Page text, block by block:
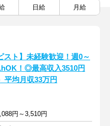
日給 月給
スト】未経験歓迎！週0～
！◎最高収入3510円
平均月収33万円
円～3,510円